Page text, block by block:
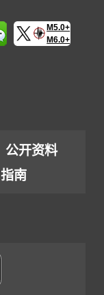
M5.0+
M6.0+
公开资料
南